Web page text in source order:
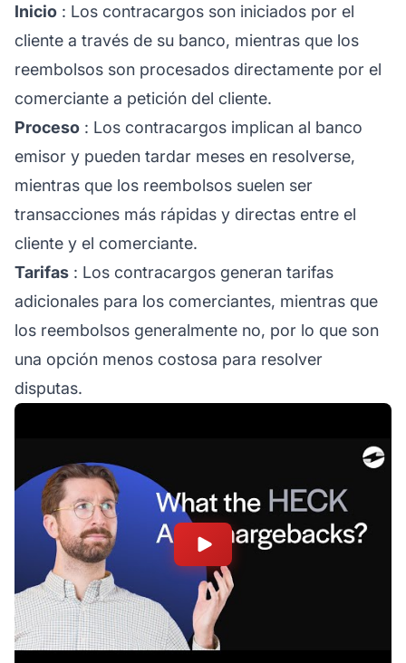
Inicio : Los contracargos son iniciados por el
cliente a través de su banco, mientras que los
reembolsos son procesados directamente por el
comerciante a petición del cliente.
Proceso : Los contracargos implican al banco
emisor y pueden tardar meses en resolverse,
mientras que los reembolsos suelen ser
transacciones más rápidas y directas entre el
cliente y el comerciante.
Tarifas : Los contracargos generan tarifas
adicionales para los comerciantes, mientras que
los reembolsos generalmente no, por lo que son
una opción menos costosa para resolver
disputas.